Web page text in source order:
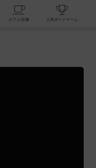
掲示板一覧 カフェ/店舗